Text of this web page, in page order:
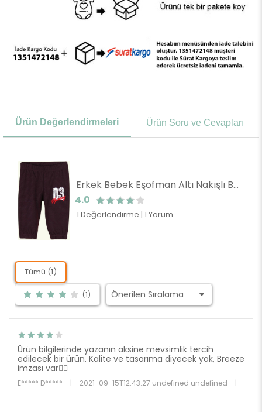
Ürün Değerlendirmeleri Ürün Soru ve Cevapları
Erkek Bebek Eşofman Altı Nakışlı Bordo (9 Ay)
4.0
1 Değerlendirme | 1 Yorum
Tümü (1)
(1)
Ürün bilgilerinde yazanın aksine mevsimlik tercih
edilecek bir ürün. Kalite ve tasarıma diyecek yok, Breeze
imzası var👍🏻
E***** D***** | 2021-09-15T12:43:27 undefined undefined |